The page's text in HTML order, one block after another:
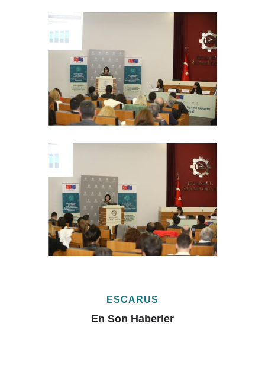
ESCARUS
En Son Haberler